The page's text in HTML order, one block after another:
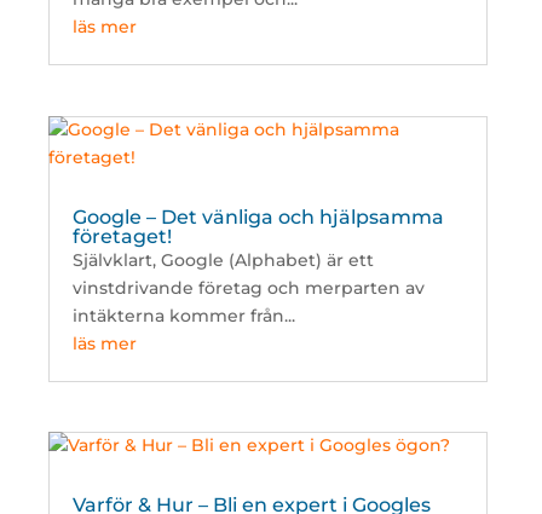
läs mer
Google – Det vänliga och hjälpsamma
företaget!
Självklart, Google (Alphabet) är ett
vinstdrivande företag och merparten av
intäkterna kommer från...
läs mer
Varför & Hur – Bli en expert i Googles